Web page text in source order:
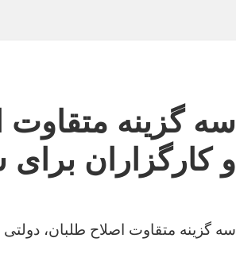
سه گزینه متقاوت
و کارگزاران
سه گزینه متقاوت اصلاح طلبان،